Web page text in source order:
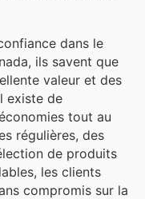
dans le
ils savent que
valeur et des
existe de
tout au
régulières, des
de produits
les clients
compromis sur la